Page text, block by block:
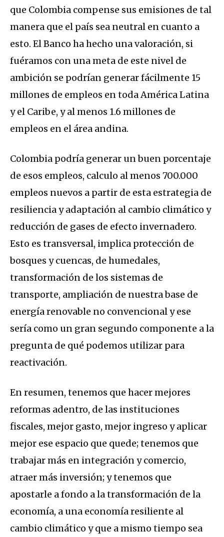
que Colombia compense sus emisiones de tal
manera que el país sea neutral en cuanto a
esto. El Banco ha hecho una valoración, si
fuéramos con una meta de este nivel de
ambición se podrían generar fácilmente 15
millones de empleos en toda América Latina
y el Caribe, y al menos 1.6 millones de
empleos en el área andina.
Colombia podría generar un buen porcentaje
de esos empleos, calculo al menos 700.000
empleos nuevos a partir de esta estrategia de
resiliencia y adaptación al cambio climático y
reducción de gases de efecto invernadero.
Esto es transversal, implica protección de
bosques y cuencas, de humedales,
transformación de los sistemas de
transporte, ampliación de nuestra base de
energía renovable no convencional y ese
sería como un gran segundo componente a la
pregunta de qué podemos utilizar para
reactivación.
En resumen, tenemos que hacer mejores
reformas adentro, de las instituciones
fiscales, mejor gasto, mejor ingreso y aplicar
mejor ese espacio que quede; tenemos que
trabajar más en integración y comercio,
atraer más inversión; y tenemos que
apostarle a fondo a la transformación de la
economía, a una economía resiliente al
cambio climático y que a mismo tiempo sea